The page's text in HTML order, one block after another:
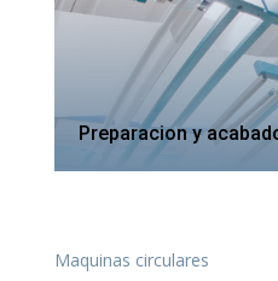
Preparacion y
Maquinas circulares